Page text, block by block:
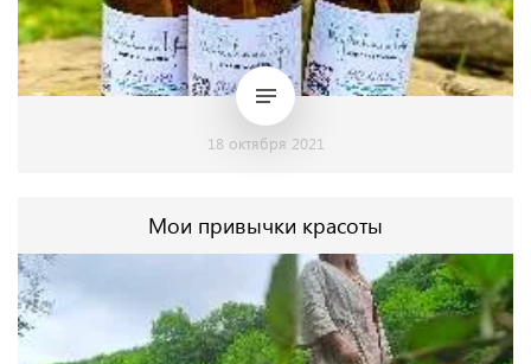
18 октября 2021
Мои привычки красоты